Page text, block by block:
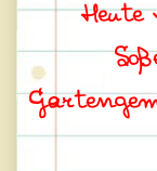
Heute